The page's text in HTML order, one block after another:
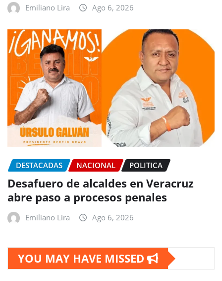
Emiliano Lira Ago 6, 2026
DESTACADAS NACIONAL POLITICA
Desafuero de alcaldes en Veracruz
abre paso a procesos penales
Emiliano Lira Ago 6, 2026
YOU MAY HAVE MISSED